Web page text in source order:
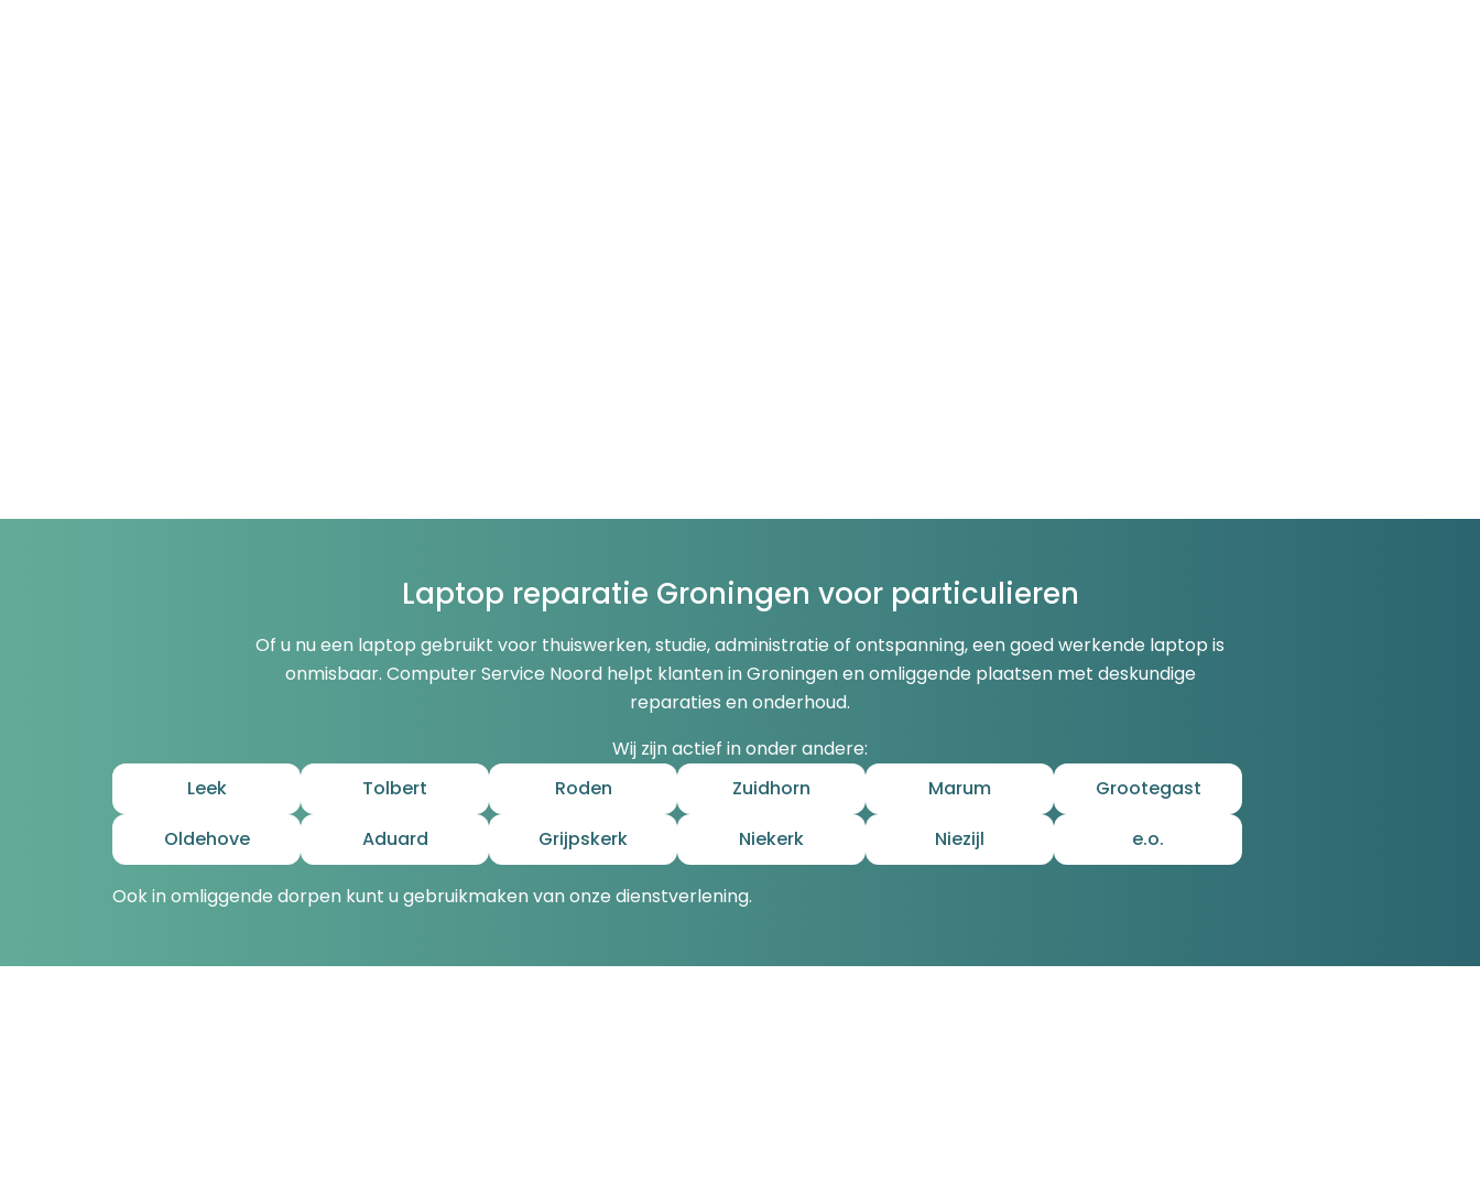
Laptop reparatie Groningen voor particulieren
Of u nu een laptop gebruikt voor thuiswerken, studie, administratie of ontspanning, een goed werkende laptop is
onmisbaar. Computer Service Noord helpt klanten in Groningen en omliggende plaatsen met deskundige
reparaties en onderhoud.
Wij zijn actief in onder andere:
Leek
Tolbert Roden Zuidhorn Marum
Grootegast
Oldehove
Aduard Grijpskerk Niekerk Niezijl e.o.
Ook in omliggende dorpen kunt u gebruikmaken van onze dienstverlening.